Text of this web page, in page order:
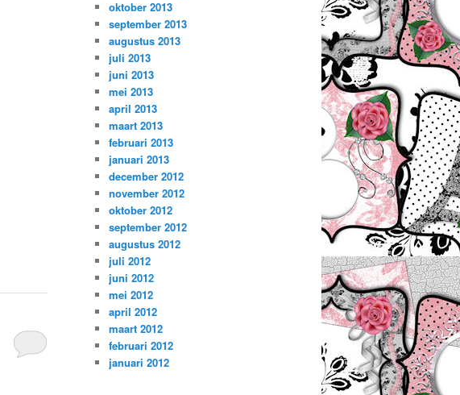
oktober 2013
september 2013
augustus 2013
juli 2013
juni 2013
mei 2013
april 2013
maart 2013
februari 2013
januari 2013
december 2012
november 2012
oktober 2012
september 2012
augustus 2012
juli 2012
juni 2012
mei 2012
april 2012
maart 2012
februari 2012
januari 2012